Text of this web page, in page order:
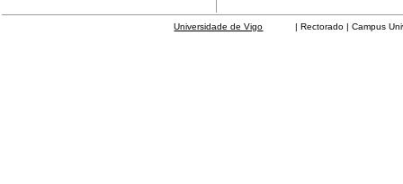
Universidade de Vigo | Rectorado | Campus